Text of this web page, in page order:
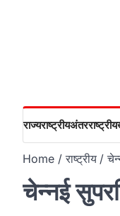
राज्यराष्ट्रीयअंतरराष्ट्रीय
Home राष्ट्रीय
चेन्नई